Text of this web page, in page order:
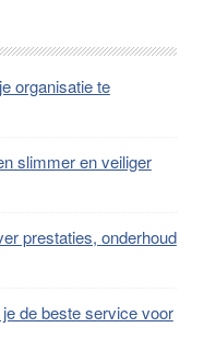
organisatie te
slimmer en veiliger
prestaties, onderhoud
de beste service voor